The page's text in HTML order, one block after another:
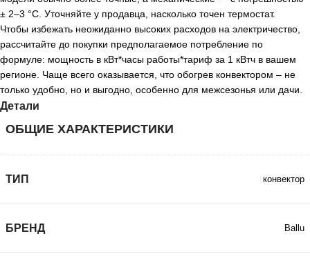
± 2–3 °C. Уточняйте у продавца, насколько точен термостат.
Чтобы избежать неожиданно высоких расходов на электричество,
рассчитайте до покупки предполагаемое потребление по
формуле: мощность в кВт*часы работы*тариф за 1 кВтч в вашем
регионе. Чаще всего оказывается, что обогрев конвектором – не
только удобно, но и выгодно, особенно для межсезонья или дачи.
Детали
ОБЩИЕ ХАРАКТЕРИСТИКИ
ТИП конвектор
БРЕНД Ballu